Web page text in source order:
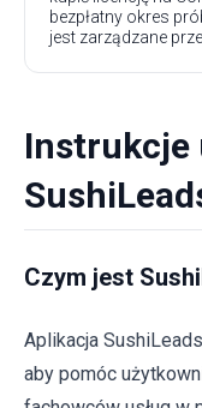
bezpłatny okres
jest zarządzane
Instrukcje
Czym jest
Aplikacja
aby pomóc